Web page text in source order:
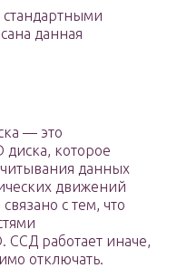
данная
— это
диска, которое
данных
движений
с тем, что
ССД работает иначе,
отключать.